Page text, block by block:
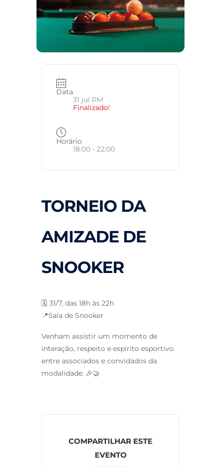
Data
31 jul PM
Finalizado!
Horário
18:00 - 22:00
TORNEIO DA
AMIZADE DE
SNOOKER
🗓️ 31/7, das 18h às 22h
📍Sala de Snooker
Venham assistir um momento de
interação, respeito e espírito esportivo
entre associados e convidados da
modalidade. 🎉🤝
COMPARTILHAR ESTE
EVENTO